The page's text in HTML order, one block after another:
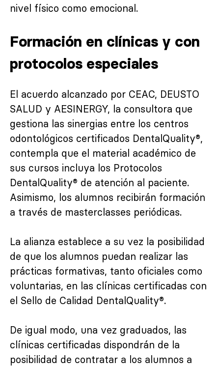
nivel físico como emocional.
Formación en clínicas y con
protocolos especiales
El acuerdo alcanzado por CEAC, DEUSTO
SALUD y AESINERGY, la consultora que
gestiona las sinergias entre los centros
odontológicos certificados DentalQuality®,
contempla que el material académico de
sus cursos incluya los Protocolos
DentalQuality® de atención al paciente.
Asimismo, los alumnos recibirán formación
a través de masterclasses periódicas.
La alianza establece a su vez la posibilidad
de que los alumnos puedan realizar las
prácticas formativas, tanto oficiales como
voluntarias, en las clínicas certificadas con
el Sello de Calidad DentalQuality®.
De igual modo, una vez graduados, las
clínicas certificadas dispondrán de la
posibilidad de contratar a los alumnos a